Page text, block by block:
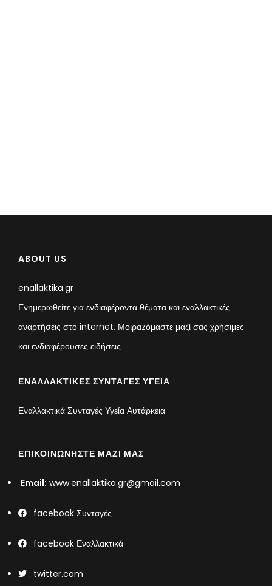
ABOUT US
enallaktika.gr
Ενημερωθείτε για ενδιαφέροντα θέματα και εναλλακτικές
αναρτήσεις στο internet. Μοιραzόμαστε μαζί σας χρήσιμες
και ενδιαφέρουσες ειδήσεις
ΕΝΑΛΛΑΚΤΙΚΈΣ ΣΥΝΤΑΓΈΣ ΥΓΕΊΑ
Εναλλακτικά Συνταγές Υγεία Αυτάρκεια
ΕΠΙΚΟΙΝΩΝΉΣΤΕ ΜΑΖΊ ΜΑΣ
Email: www.enallaktika.gr@gmail.com
: facebook Συνταγές
: facebook Εναλλακτικά
: twitter.com